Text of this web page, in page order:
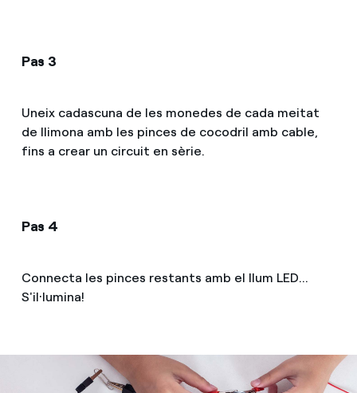
Pas 3
Uneix cadascuna de les monedes de cada meitat
de llimona amb les pinces de cocodril amb cable,
fins a crear un circuit en sèrie.
Pas 4
Connecta les pinces restants amb el llum LED...
S'il·lumina!